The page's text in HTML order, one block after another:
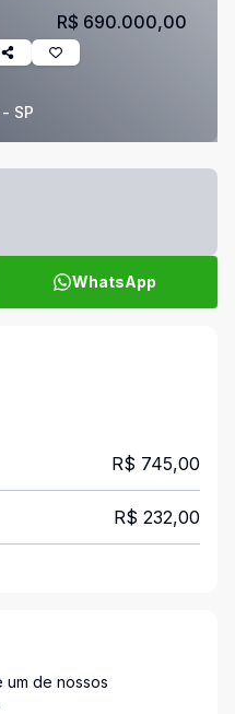
SP
R$ 690.000,00
WhatsApp
R$ 745,00
R$ 232,00
um de nossos